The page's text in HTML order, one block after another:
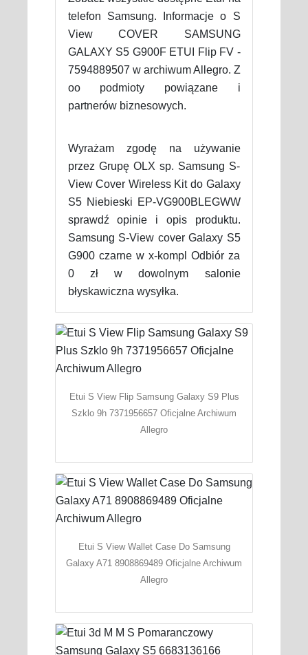
telefon Samsung. Informacje o S
View COVER SAMSUNG
GALAXY S5 G900F ETUI Flip FV -
7594889507 w archiwum Allegro. Z
oo podmioty powiązane i
partnerów biznesowych.
Wyrażam zgodę na używanie
przez Grupę OLX sp. Samsung S-
View Cover Wireless Kit do Galaxy
S5 Niebieski EP-VG900BLEGWW
sprawdź opinie i opis produktu.
Samsung S-View cover Galaxy S5
G900 czarne w x-kompl Odbiór za
0 zł w dowolnym salonie
błyskawiczna wysyłka.
Etui S View Flip Samsung Galaxy S9 Plus
Szklo 9h 7371956657 Oficjalne Archiwum
Allegro
Etui S View Wallet Case Do Samsung
Galaxy A71 8908869489 Oficjalne Archiwum
Allegro